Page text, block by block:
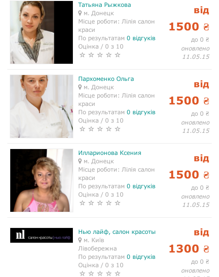
Татьяна Рыжкова
м. Донецк
Місце роботи: Лілія салон
краси
По результатам 0 відгуків
Оцінка / 0 з 10
від
1500 ₴
до 0 ₴
оновлено
11.05.15
Пархоменко Ольга
м. Донецк
Місце роботи: Лілія салон
краси
По результатам 0 відгуків
Оцінка / 0 з 10
від
1500 ₴
до 0 ₴
оновлено
11.05.15
Илларионова Ксения
м. Донецк
Місце роботи: Лілія салон
краси
По результатам 0 відгуків
Оцінка / 0 з 10
від
1500 ₴
до 0 ₴
оновлено
11.05.15
Нью лайф, салон красоты
м. Київ
Лівобережна
По результатам 0 відгуків
Оцінка / 0 з 10
від
1300 ₴
до 0 ₴
оновлено